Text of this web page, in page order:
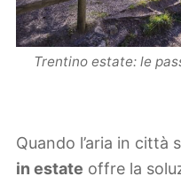
Trentino estate: le
Quando l’aria in città
in estate offre la